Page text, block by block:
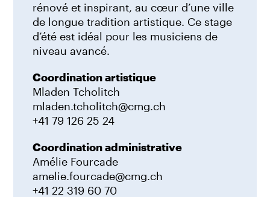
rénové et inspirant, au cœur d’une ville
de longue tradition artistique. Ce stage
d’été est idéal pour les musiciens de
niveau avancé.
Coordination artistique
Mladen Tcholitch
mladen.tcholitch@cmg.ch
+41 79 126 25 24
Coordination administrative
Amélie Fourcade
amelie.fourcade@cmg.ch
+41 22 319 60 70